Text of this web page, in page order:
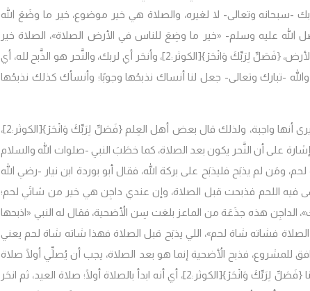
-سبحانه وتعالى- لا لغيره، والصلاة هي خير موضوع، خير ما وضَعَ الله
الله عليه وسلم- «خير ما وضِعَ للناس في الأرض الصلاة»، الصلاة خير
{فَصَلِّ لِرَبِّكَ وَانْحَرْ}
[الكوثر:2]، وأنحَر أي لربك، والنَّحر هو الذَّبح لله، أي
والله -تبارك وتعالى- جعل لنا أنساك نذبحُها وجوبًا؛ وأنسأك كذلك نذبحُها
أنها واجبة، ولذلك قال بعض أهل العِلم{فَصَلِّ لِرَبِّكَ وَانْحَرْ}
[الكوثر:2]،
إشارة على أن النَّحر يكون بعد الصلاة، كما خطَبَ النبي -صلوات الله والسلام
ومَن لم يذبَح فليذبَح على بركة الله، فقال أبو بوردة ابن نيار -رضي الله
فيه اللحم فذبحت قبل الصلاة، وإن عندي داجِن هي خير من شاتَي لحم؛
، الداجِن هذه جذَعَة من الماعز بلغت سِن الأُضحية، فقال له النبي «اذبحها
فشاته شاة لحم»، اللي يذبَح قبل الصلاة فهذا شاته شاة لحم يعني
للمشروع، فذبح الأُضحية إنما هو بعد الصلاة، يجب أن يُصلِّي أولًا صلاة
{فَصَلِّ لِرَبِّكَ وَانْحَرْ}
[الكوثر:2]، أي أنه ابدأ بالصلاة أولًا؛ صلاة العيد، ثم انحَر